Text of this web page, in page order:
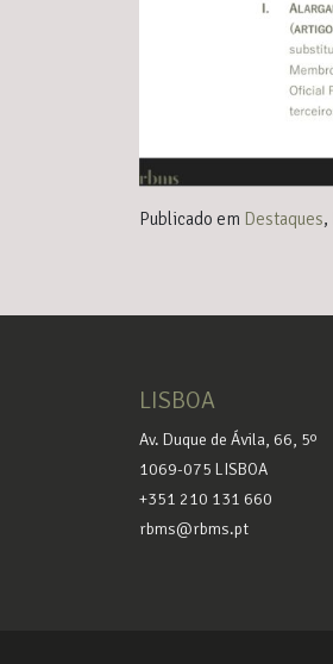
Publicado em Destaques,
LISBOA
Av. Duque de Ávila, 66, 5º
1069-075 LISBOA
+351 210 131 660
rbms@rbms.pt